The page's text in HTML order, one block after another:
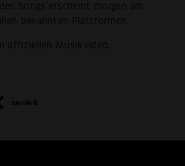
Songs erscheint morgen am
bekannten Plattformen.
offiziellen Musikvideo.
zurück